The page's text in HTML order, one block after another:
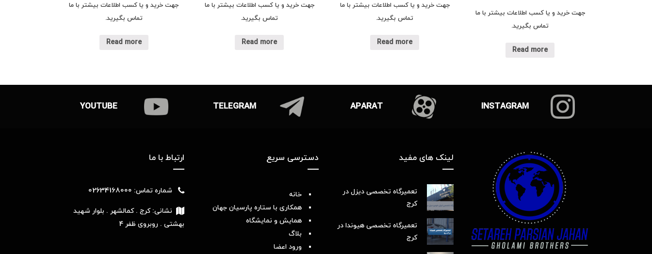
جهت خرید و یا کسب اطلاعات بیشتر با ما
تماس بگیرید.
Read more
جهت خرید و یا کسب اطلاعات بیشتر با ما
تماس بگیرید.
Read more
جهت خرید و یا کسب اطلاعات بیشتر با ما
تماس بگیرید.
Read more
جهت خرید و یا کسب اطلاعات بیشتر با ما
تماس بگیرید.
Read more
INSTAGRAM
APARAT
TELEGRAM
YOUTUBE
لینک های مفید
تعمیرگاه تخصصی دیزل در
کرج
تعمیرگاه تخصصی هیوندا در
کرج
دسترسی سریع
خانه
همکاری با ستاره پارسیان جهان
همایش و نمایشگاه
بلاگ
ورود اعضا
ارتباط با ما
شماره تماس: 02634168000
نشانی:کرج . کمالشهر . بلوار شهید
بهشتی . روبروی ظفر 4